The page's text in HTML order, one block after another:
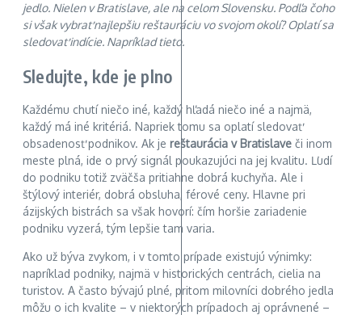
jedlo. Nielen v Bratislave, ale na celom Slovensku. Podľa čoho
si však vybrať najlepšiu reštauráciu vo svojom okolí? Oplatí sa
sledovať indície. Napríklad tieto.
Sledujte, kde je plno
Každému chutí niečo iné, každý hľadá niečo iné a najmä,
každý má iné kritériá. Napriek tomu sa oplatí sledovať
obsadenosť podnikov. Ak je reštaurácia v Bratislave či inom
meste plná, ide o prvý signál poukazujúci na jej kvalitu. Ľudí
do podniku totiž zväčša pritiahne dobrá kuchyňa. Ale i
štýlový interiér, dobrá obsluha, férové ceny. Hlavne pri
ázijských bistrách sa však hovorí: čím horšie zariadenie
podniku vyzerá, tým lepšie tam varia.
Ako už býva zvykom, i v tomto prípade existujú výnimky:
napríklad podniky, najmä v historických centrách, cielia na
turistov. A často bývajú plné, pritom milovníci dobrého jedla
môžu o ich kvalite – v niektorých prípadoch aj oprávnené –